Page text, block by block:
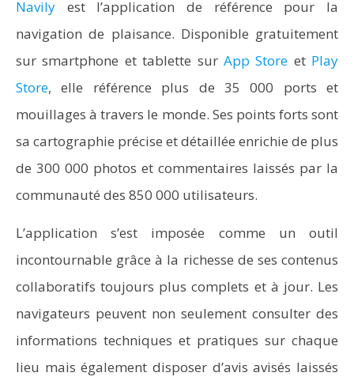
Navily est l’application de référence pour la
navigation de plaisance. Disponible gratuitement
sur smartphone et tablette sur App Store et Play
Store, elle référence plus de 35 000 ports et
mouillages à travers le monde. Ses points forts sont
sa cartographie précise et détaillée enrichie de plus
de 300 000 photos et commentaires laissés par la
communauté des 850 000 utilisateurs.
L’application s’est imposée comme un outil
incontournable grâce à la richesse de ses contenus
collaboratifs toujours plus complets et à jour. Les
navigateurs peuvent non seulement consulter des
informations techniques et pratiques sur chaque
lieu mais également disposer d’avis avisés laissés